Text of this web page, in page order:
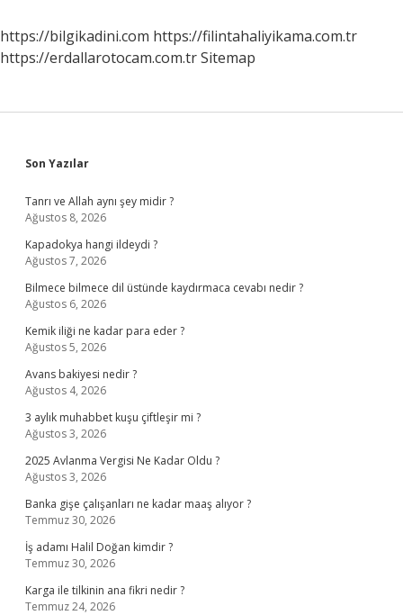
https://bilgikadini.com https://filintahaliyikama.com.tr
https://erdallarotocam.com.trSitemap
Sidebar
Son Yazılar
Tanrı ve Allah aynı şey midir ?
Ağustos 8, 2026
Kapadokya hangi ildeydi ?
Ağustos 7, 2026
Bilmece bilmece dil üstünde kaydırmaca cevabı nedir ?
Ağustos 6, 2026
Kemik iliği ne kadar para eder ?
Ağustos 5, 2026
Avans bakiyesi nedir ?
Ağustos 4, 2026
3 aylık muhabbet kuşu çiftleşir mi ?
Ağustos 3, 2026
2025 Avlanma Vergisi Ne Kadar Oldu ?
Ağustos 3, 2026
Banka gişe çalışanları ne kadar maaş alıyor ?
Temmuz 30, 2026
İş adamı Halil Doğan kimdir ?
Temmuz 30, 2026
Karga ile tilkinin ana fikri nedir ?
Temmuz 24, 2026